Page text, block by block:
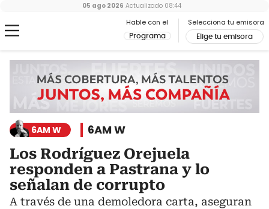
Hable con el
Programa
Selecciona tu emisora
Elige tu emisora
05 ago 2026 Actualizado 08:44
6AM W 6AM W
Los Rodríguez Orejuela
responden a Pastrana y lo
señalan de corrupto
A través de una demoledora carta, aseguran